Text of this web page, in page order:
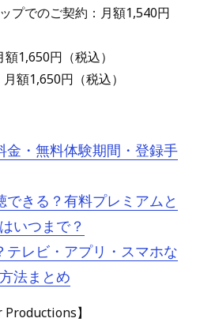
プでのご契約：月額1,540円
1,650円（税込）
額1,650円（税込）
・無料体験期間・登録手
きる？有料プレミアムと
いつまで？
レビ・アプリ・スマホな
法まとめ
Productions】